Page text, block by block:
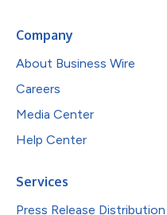
Company
About Business Wire
Careers
Media Center
Help Center
Services
Press Release Distribution